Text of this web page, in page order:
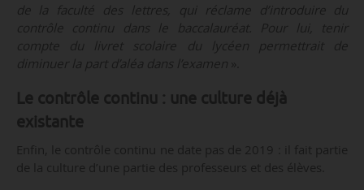
de la faculté des lettres, qui réclame d’introduire du
contrôle continu dans le baccalauréat. Pour lui, tenir
compte du livret scolaire du lycéen permettrait de
diminuer la part d’aléa dans l’examen
Le contrôle continu : une culture déjà
existante
Enfin, le contrôle continu ne date pas de 2019 : il fait partie
de la culture d’une partie des professeurs et des élèves.